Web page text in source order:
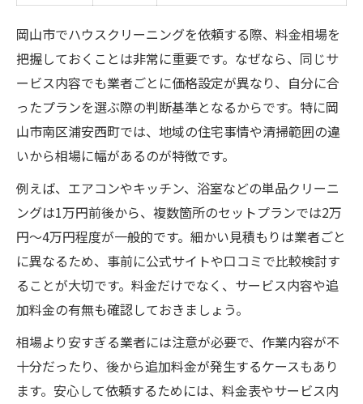
岡山市周辺で業者比較を成功させるコツ
岡山市で選ばれる業者特徴一覧表
比較サイトやSNSの活用術を紹介
複数業者を比較する際の注意点
口コミ評価を活かした賢い選択法
業者ごとのサービス内容の違い
失敗しない契約条件の見極め方を伝授
契約前に確認すべき条件チェック表
追加料金が発生しやすいポイント
キャンセル規定や変更時の注意点
契約書で見落としがちな項目一覧
岡山市でハウスクリーニングを依頼する際、料金相場を
把握しておくことは非常に重要です。なぜなら、同じサ
ービス内容でも業者ごとに価格設定が異なり、自分に合
ったプランを選ぶ際の判断基準となるからです。特に岡
山市南区浦安西町では、地域の住宅事情や清掃範囲の違
いから相場に幅があるのが特徴です。
例えば、エアコンやキッチン、浴室などの単品クリーニ
ングは1万円前後から、複数箇所のセットプランでは2万
円〜4万円程度が一般的です。細かい見積もりは業者ごと
に異なるため、事前に公式サイトや口コミで比較検討す
ることが大切です。料金だけでなく、サービス内容や追
加料金の有無も確認しておきましょう。
相場より安すぎる業者には注意が必要で、作業内容が不
十分だったり、後から追加料金が発生するケースもあり
ます。安心して依頼するためには、料金表やサービス内